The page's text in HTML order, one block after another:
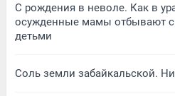
С рождения в неволе. Как в
осужденные мамы отбывают
детьми
Соль земли забайкальской.